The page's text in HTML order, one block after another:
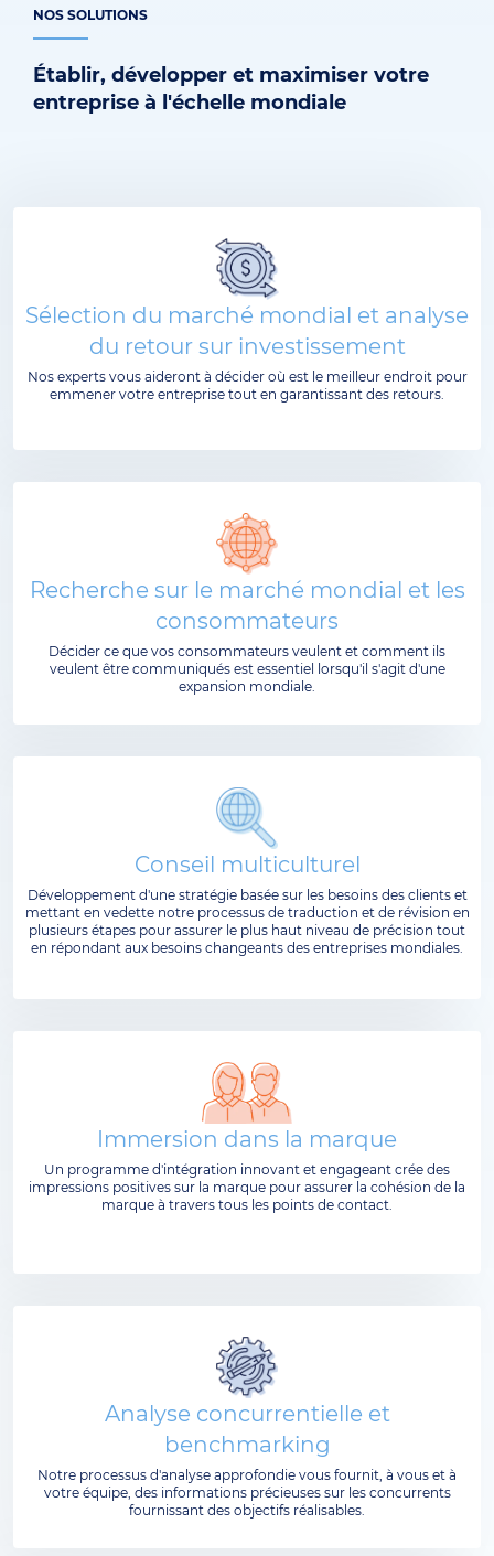
NOS SOLUTIONS
Établir, développer et maximiser votre
entreprise à l'échelle mondiale
Sélection du marché mondial et analyse
du retour sur investissement
Nos experts vous aideront à décider où est le meilleur endroit pour
emmener votre entreprise tout en garantissant des retours.
Recherche sur le marché mondial et les
consommateurs
Décider ce que vos consommateurs veulent et comment ils
veulent être communiqués est essentiel lorsqu'il s'agit d'une
expansion mondiale.
Conseil multiculturel
Développement d'une stratégie basée sur les besoins des clients et
mettant en vedette notre processus de traduction et de révision en
plusieurs étapes pour assurer le plus haut niveau de précision tout
en répondant aux besoins changeants des entreprises mondiales.
Immersion dans la marque
Un programme d'intégration innovant et engageant crée des
impressions positives sur la marque pour assurer la cohésion de la
marque à travers tous les points de contact.
Analyse concurrentielle et
benchmarking
Notre processus d'analyse approfondie vous fournit, à vous et à
votre équipe, des informations précieuses sur les concurrents
fournissant des objectifs réalisables.